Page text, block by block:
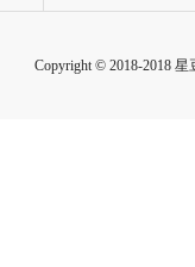
Copyright © 2018-2018